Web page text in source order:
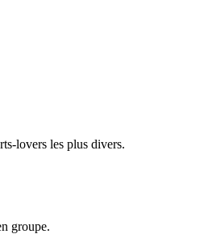
lovers les plus divers.
groupe.